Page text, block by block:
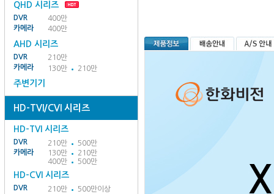
QHD 시리즈
DVR
400만
카메라
400만
AHD 시리즈
DVR
210만
카메라
130만 210만
주변기기
HD-TVI/CVI 시리즈
HD-TVI 시리즈
DVR 210만
500만
카메라
130만
210만
400만
500만
HD-CVI 시리즈
DVR 210만
500만이상